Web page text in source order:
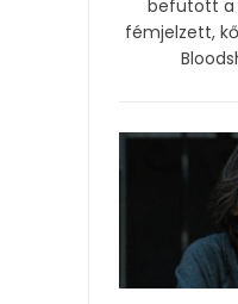
befutott a
fémjelzett,